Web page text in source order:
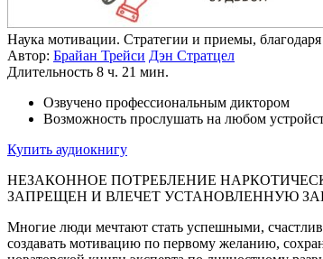
Наука мотивации. Стратегии и приемы,
Автор: Брайан Трейси Дэн Стратцел
Длительность 8 ч. 21 мин.
Озвучено профессиональным диктором
Возможность прослушать на любом
Купить аудиокнигу
НЕЗАКОННОЕ ПОТРЕБЛЕНИЕ
ЗАПРЕЩЕН И ВЛЕЧЕТ УСТАНОВЛЕННУЮ
Многие люди мечтают стать успешными,
создавать мотивацию по первому желанию,